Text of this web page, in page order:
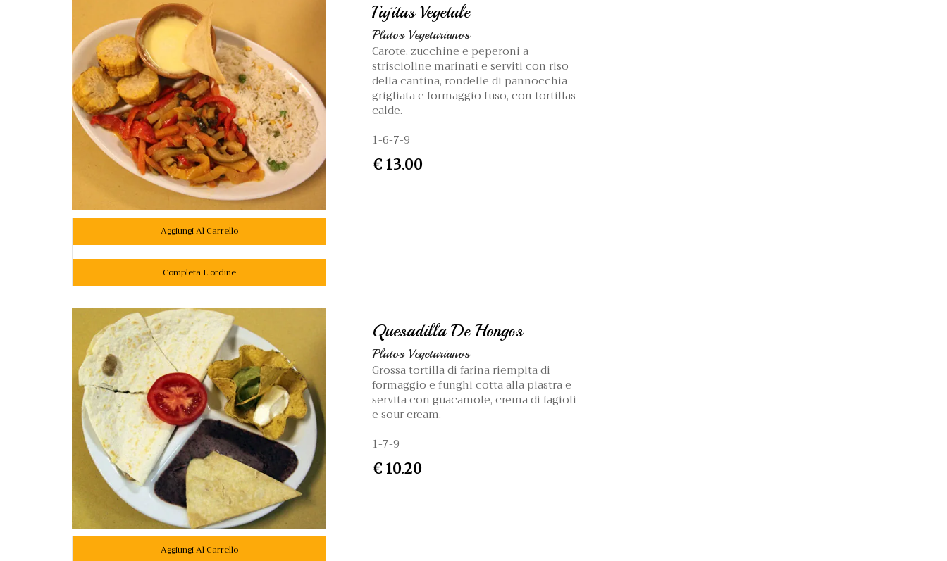
Aggiungi Al Carrello
Completa L'ordine
Fajitas Vegetale
Platos Vegetarianos
Carote, zucchine e peperoni a
striscioline marinati e serviti con riso
della cantina, rondelle di pannocchia
grigliata e formaggio fuso, con tortillas
calde.
1-6-7-9
€ 13.00
Aggiungi Al Carrello
Quesadilla De Hongos
Platos Vegetarianos
Grossa tortilla di farina riempita di
formaggio e funghi cotta alla piastra e
servita con guacamole, crema di fagioli
e sour cream.
1-7-9
€ 10.20